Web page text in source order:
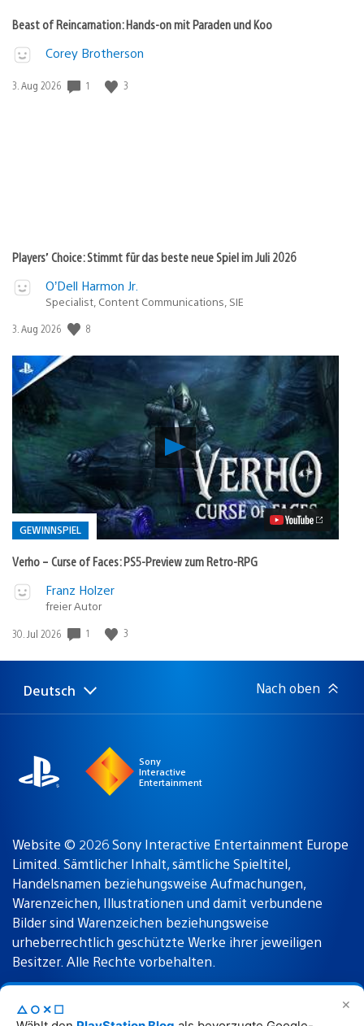
✕
△○✕☐
Beast of Reincarnation: Hands-on mit Paraden und Koo
Corey Brotherson
Veröffentlichungsdatum:
3. Aug 2026 1 3
Players’ Choice: Stimmt für das beste neue Spiel im Juli 2026
O’Dell Harmon Jr.
Specialist, Content Communications, SIE
Veröffentlichungsdatum:
3. Aug 2026 8
Verho
–
Curse
of
Faces:
PS5-
Preview
zum
Retro-
GEWINNSPIEL
Verho – Curse of Faces: PS5-Preview zum Retro-RPG
Veröffentlicht
Gewinnspiel
Franz Holzer
freier Autor
Veröffentlichungsdatum:
30. Jul 2026 1 3
Select
Aktuelle
Deutsch Nach oben
Sony
Interactive
Entertainment
Website © 2026 Sony Interactive Entertainment Europe
Limited. Sämtlicher Inhalt, sämtliche Spieltitel,
Handelsnamen beziehungsweise Aufmachungen,
Warenzeichen, Illustrationen und damit verbundene
Bilder sind Warenzeichen beziehungsweise
urheberrechtlich geschützte Werke ihrer jeweiligen
Besitzer. Alle Rechte vorbehalten.